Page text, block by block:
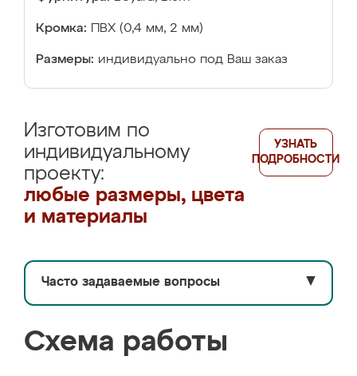
Кромка: ПВХ (0,4 мм, 2 мм)
Размеры: индивидуально под Ваш заказ
Изготовим по
индивидуальному
проекту:
любые размеры, цвета
и материалы
УЗНАТЬ
ПОДРОБНОСТИ
Часто задаваемые вопросы ▼
Схема работы